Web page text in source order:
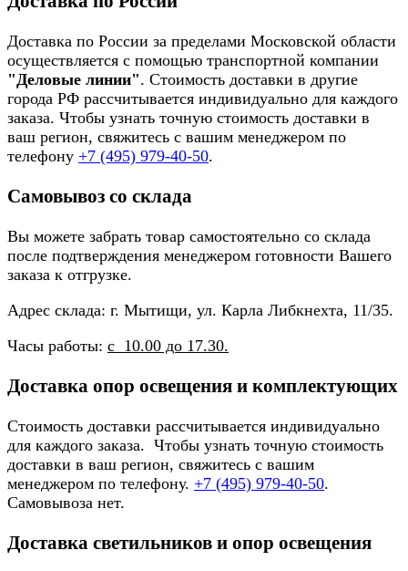
Доставка по России за пределами Московской области
осуществляется с помощью транспортной компании
"Деловые линии". Стоимость доставки в другие
города РФ рассчитывается индивидуально для каждого
заказа. Чтобы узнать точную стоимость доставки в
ваш регион, свяжитесь с вашим менеджером по
телефону +7 (495) 979-40-50.
Самовывоз со склада
Вы можете забрать товар самостоятельно со склада
после подтверждения менеджером готовности Вашего
заказа к отгрузке.
Адрес склада: г. Мытищи, ул. Карла Либкнехта, 11/35.
Часы работы: с 10.00 до 17.30.
Доставка опор освещения и комплектующих
Стоимость доставки рассчитывается индивидуально
для каждого заказа. Чтобы узнать точную стоимость
доставки в ваш регион, свяжитесь с вашим
менеджером по телефону. +7 (495) 979-40-50.
Самовывоза нет.
Доставка светильников и опор освещения